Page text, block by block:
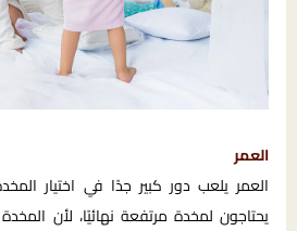
العمر
العمر يلعب دور كبير جدًا في اختيار
يحتاجون لمخدة مرتفعة نهائيًا، لأن